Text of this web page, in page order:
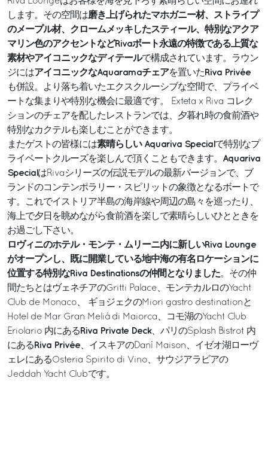
します。その空間は磨き上げられたマホガニー材、ストライプ
のメープル材、クロームメッキしたスティール、特別なアクア
マリン色のアクセントなどRivaボート永遠の特徴である上質な
素材やアイコニックなディテールで構成されています。ラウン
ジにはアイコニックなAquaramaチェアを置いたRiva Privée
も併設。より落ち着いたエクスクルーシブな空間で、プライベ
ートな集まりや特別な機会に最適です。 Exteta x Riva コレク
ションのチェアを配したレストランでは、夕暮れ時の食前酒や
特別なカクテルも楽しむことができます。
またゲストの皆様には素晴らしい Aquariva Specialで特別なプ
ライベートクルーズを楽しんで頂くこともできます。 Aquariva
SpecialはRivaシリーズの伝説モデルの最新バージョンで、ブ
ランドのコンテンポラリー・スピリットの象徴となるボートで
す。これでイストリア半島の海岸線や周辺の島々を巡ったり、
海上で夕日を眺めながら食前酒を楽しで素晴らしいひとときを
お過ごし下さい。
ロヴィニのホテル・モンテ・ムリーニ内に新しいRiva Lounge
がオープンし、既に開業している地中海の有名ロケーションに
位置する特別なRiva Destinationsの仲間となりました。その仲
間たちとはヴェネチアのGritti Palace、モンテカルロのYacht
Club de Monaco、 ギョジェクのMiori gastro destinationと
Hotel de Mar Gran Meliá di Maiorca、コモ湖のYacht Club
Eriolario 内にあるRiva Private Deck、パリのSplash Bistrot 内
にあるRiva Privée 、イスキアのDaní Maison、イゼオ湖ローヴ
ェレにあるOsteria Spirito di Vino、サウジアラビアの
Jeddah Yacht Clubです。